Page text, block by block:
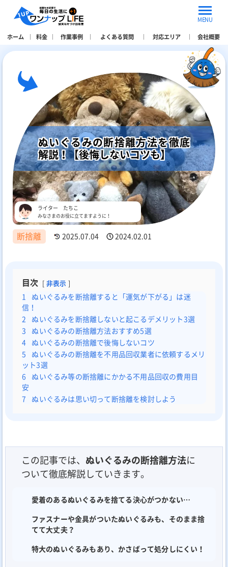
MENU
ホーム
料金 作業事例 よくある質問 対応エリア 会社概要
ぬいぐるみの断捨離方法を徹底
解説！【後悔しないコツも】
ライター たちこ
みなさまのお役に立てますように！
断捨離 2025.07.04 2024.02.01
目次 非表示
1
ぬいぐるみを断捨離すると「運気が下がる」は迷
信！
2
ぬいぐるみを断捨離しないと起こるデメリット3選
3
ぬいぐるみの断捨離方法おすすめ5選
4 ぬいぐるみの断捨離で後悔しないコツ
5
ぬいぐるみの断捨離を不用品回収業者に依頼するメリ
ット3選
6
ぬいぐるみ等の断捨離にかかる不用品回収の費用目
安
7
ぬいぐるみは思い切って断捨離を検討しよう
この記事では、 ぬいぐるみの断捨離方法に
ついて徹底解説していきます。
愛着のあるぬいぐるみを捨てる決心がつかない…
ファスナーや金具がついたぬいぐるみも、そのまま捨
てて大丈夫？
特大のぬいぐるみもあり、かさばって処分しにくい！